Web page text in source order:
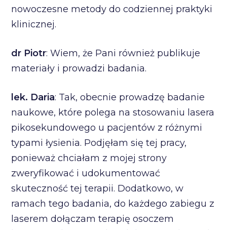
nowoczesne metody do codziennej praktyki
klinicznej.
dr Piotr: Wiem, że Pani również publikuje
materiały i prowadzi badania.
lek. Daria: Tak, obecnie prowadzę badanie
naukowe, które polega na stosowaniu lasera
pikosekundowego u pacjentów z różnymi
typami łysienia. Podjęłam się tej pracy,
ponieważ chciałam z mojej strony
zweryfikować i udokumentować
skuteczność tej terapii. Dodatkowo, w
ramach tego badania, do każdego zabiegu z
laserem dołączam terapię osoczem